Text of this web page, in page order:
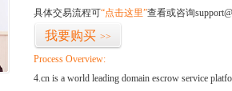
具体交易流程可“点击这里”查看或咨询
我要购买 >>
Process Overview:
4.cn is a world leading domain escrow service